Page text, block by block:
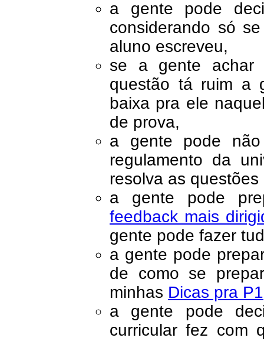
a gente pode
considerando só
aluno escreveu,
se a gente achar
questão tá ruim a
baixa pra ele
de prova,
a gente pode
regulamento da
resolva as
a gente pode
feedback mais
gente pode fazer
a gente pode
de como se
minhas Dicas pra P1
a gente pode
curricular fez com